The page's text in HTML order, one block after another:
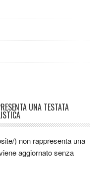
UNA TESTATA
) non rappresenta una
aggiornato senza